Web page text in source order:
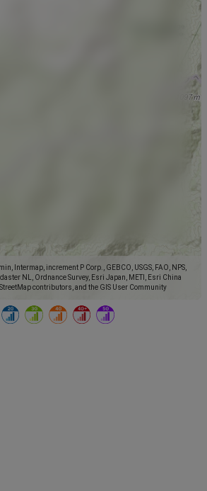
Intermap, increment P Corp., GEBCO, USGS, FAO, NPS,
NL, Ordnance Survey, Esri Japan, METI, Esri China
contributors, and the GIS User Community